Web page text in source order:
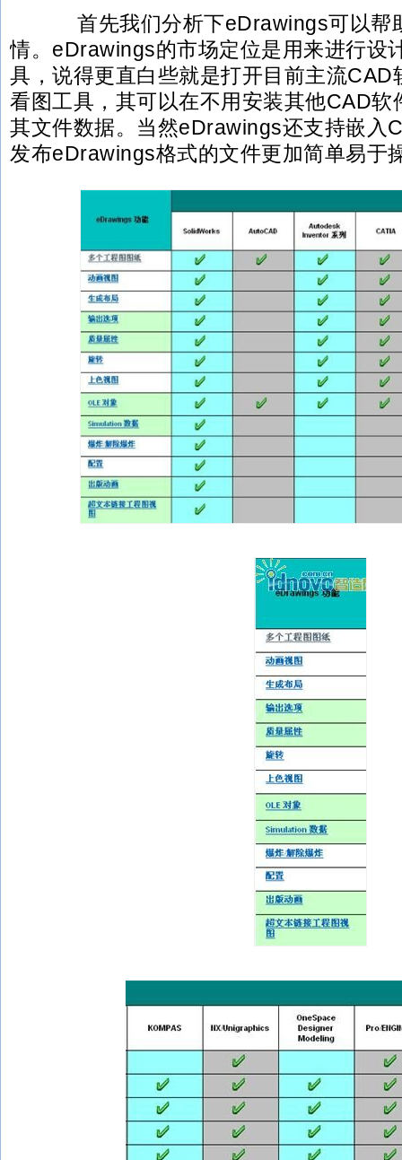
首先我们分析下eDrawings可以帮
情。eDrawings的市场定位是用来进行设
具，说得更直白些就是打开目前主流CAD
看图工具，其可以在不用安装其他CAD软
其文件数据。当然eDrawings还支持嵌入
发布eDrawings格式的文件更加简单易于